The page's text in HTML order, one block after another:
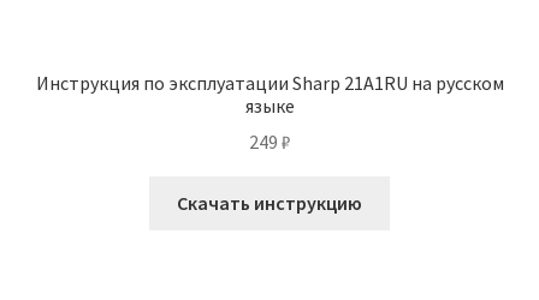
Инструкция по эксплуатации Sharp 21A1RU на русском
языке
249 ₽
Скачать инструкцию